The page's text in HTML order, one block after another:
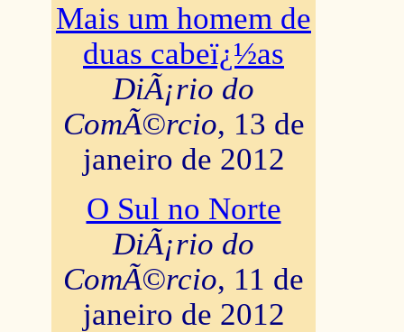
Mais um homem de
duas cabeï¿½as
DiÃ¡rio do
ComÃ©rcio, 13 de
janeiro de 2012
O Sul no Norte
DiÃ¡rio do
ComÃ©rcio, 11 de
janeiro de 2012